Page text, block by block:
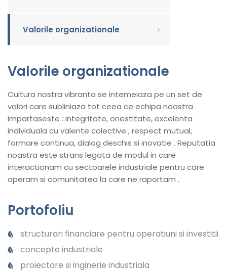
Valorile organizationale
Valorile organizationale
Cultura nostra vibranta se intemeiaza pe un set de
valori care subliniaza tot ceea ce echipa noastra
impartaseste : integritate, onestitate, excelenta
individuala cu valente colective , respect mutual,
formare continua, dialog deschis si inovatie . Reputatia
noastra este strans legata de modul in care
interactionam cu sectoarele industriale pentru care
operam si comunitatea la care ne raportam .
Portofoliu
structurari financiare pentru operatiuni si investitii
concepte industriale
proiectare si inginerie industriala